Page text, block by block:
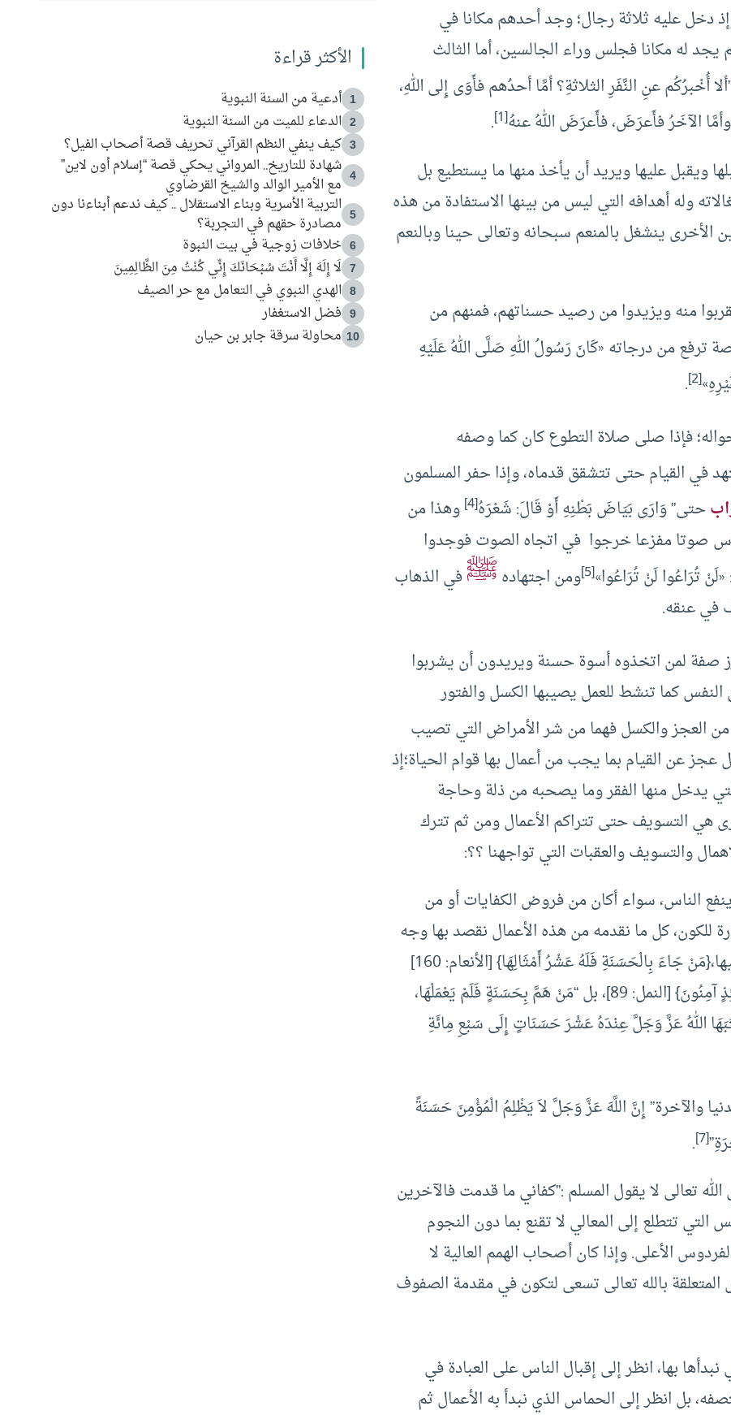
عليه ثلاثة رجال؛ وجد أحدهم مكانا في
له مكانا فجلس وراء الجالسين، أما الثالث
أُخْبرُكُم عنِ النَّفَرِ الثلاثةِ؟ أمَّا أحدُهم فأَوَى إِلى اللهِ،
وأمَّا الآخَرُ فأَعرَضَ، فأَعرَضَ اللهُ عنهُ[1]
.
ويقبل عليها ويريد أن يأخذ منها ما يستطيع بل
وله أهدافه التي ليس من بينها الاستفادة من هذه
الأخرى ينشغل بالمنعم سبحانه وتعالى حينا وبالنعم
منه ويزيدوا من رصيد حسناتهم، فمنهم من
ترفع من درجاته «كَانَ رَسُولُ اللهِ صَلَّى اللهُ عَلَيْهِ
[2]
.
فإذا صلى صلاة التطوع كان كما وصفه
في القيام حتى تتشقق قدماه، وإذا حفر المسلمون
حتى” وَارَى بَيَاضَ بَطْنِهِ أَوْ قَالَ: شَعْرَهُ[4] وهذا من
صوتا مفزعا خرجوا في اتجاه الصوت فوجدوا
تُرَاعُوا لَنْ تُرَاعُوا»[5] ومن اجتهادهﷺفي الذهاب
في عنقه.
صفة لمن اتخذوه أسوة حسنة ويريدون أن يشربوا
كما تنشط للعمل يصيبها الكسل والفتور
من العجز والكسل فهما من شر الأمراض التي تصيب
عن القيام بما يجب من أعمال بها قوام الحياة؛إذ
يدخل منها الفقر وما يصحبه من ذلة وحاجة
هي التسويف حتى تتراكم الأعمال ومن ثم تترك
والتسويف والعقبات التي تواجهنا ؟؟:
الناس، سواء أكان من فروض الكفايات أو من
للكون، كل ما نقدمه من هذه الأعمال نقصد بها وجه
الكريم سبحانه يضاعف الله تعالى لنا الحسنات عليها،{مَنْ جَاءَ بِالْحَسَنَةِ فَلَهُ عَشْرُ أَمْثَالِهَا} [الأنعام: 160]
{مَنْ جَاءَ بِالْحَسَنَةِ فَلَهُ خَيْرٌ مِنْهَا وَهُمْ مِنْ فَزَعٍ يَوْمَئِذٍ آمِنُونَ} [النمل: 89]، بل “مَنْ هَمَّ بِحَسَنَةٍ فَلَمْ يَعْمَلْهَا،
اللهُ عَزَّ وَجَلَّ عِنْدَهُ عَشْرَ حَسَنَاتٍ إِلَى سَبْعِ مِائَةِ
والآخرة” إِنَّ اللَّهَ عَزَّ وَجَلَّ لاَ يَظْلِمُ الْمُؤْمِنَ حَسَنَةً
[7]
.
تعالى لا يقول المسلم :”كفاني ما قدمت فالآخرين
تتطلع إلى المعالي لا تقنع بما دون النجوم
الأعلى. وإذا كان أصحاب الهمم العالية لا
بالله تعالى تسعى لتكون في مقدمة الصفوف
بها، انظر إلى إقبال الناس على العبادة في
بل انظر إلى الحماس الذي نبدأ به الأعمال ثم
الأكثر قراءة
1 أدعية من السنة النبوية
2 الدعاء للميت من السنة النبوية
3 كيف ينفي النظم القرآني تحريف قصة أصحاب الفيل؟
4
شهادة للتاريخ.. المرواني يحكي قصة “إسلام أون لاين”
مع الأمير الوالد والشيخ القرضاوي
5
التربية الأسرية وبناء الاستقلال .. كيف ندعم أبناءنا دون
مصادرة حقهم في التجربة؟
6 خلافات زوجية في بيت النبوة
7 لَا إِلَهَ إِلَّا أَنْتَ سُبْحَانَكَ إِنِّي كُنْتُ مِنَ الظَّالِمِينَ
8 الهدي النبوي في التعامل مع حر الصيف
9 فضل الاستغفار
10 محاولة سرقة جابر بن حيان